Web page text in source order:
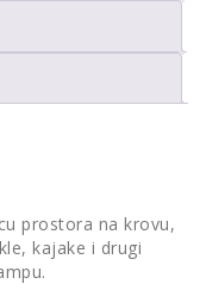
prostora na krovu,
kajake i drugi